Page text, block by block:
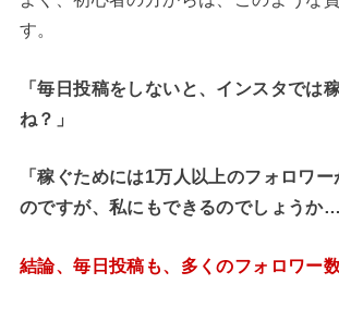
す。
「毎日投稿をしないと、インスタでは
ね？」
「稼ぐためには1万人以上のフォロワ
のですが、私にもできるのでしょうか…
結論、毎日投稿も、多くのフォロワー